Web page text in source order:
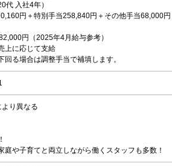
代 入社4年）
円＋特別手当258,840円＋その他手当68,000円
円（2025年4月給与参考）
上に応じて支給
る場合は調整手当で補填します。
り異なる
庭や子育てと両立しながら働くスタッフも多数！